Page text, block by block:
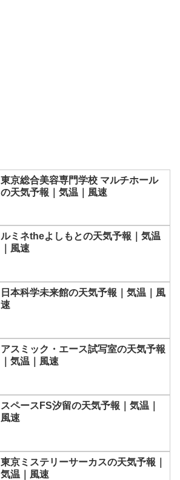
東京総合美容専門学校 マルチホール
の天気予報｜気温｜風速
ルミネtheよしもとの天気予報｜気温
｜風速
日本科学未来館の天気予報｜気温｜風
速
アスミック・エース試写室の天気予報
｜気温｜風速
スペースFS汐留の天気予報｜気温｜
風速
東京ミステリーサーカスの天気予報｜
気温｜風速